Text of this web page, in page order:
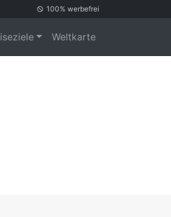
100% werbefrei
Weltkarte